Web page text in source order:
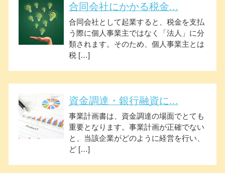
合同会社にかかる税金...
合同会社として起業すると、税金を支払
う際に個人事業主ではなく「法人」に分
類されます。そのため、個人事業主とは
税 […]
資金調達・銀行融資に...
事業計画書は、資金調達の場面でとても
重要となります。事業計画が正確でない
と、当該企業がどのように経営を行い、
ど […]